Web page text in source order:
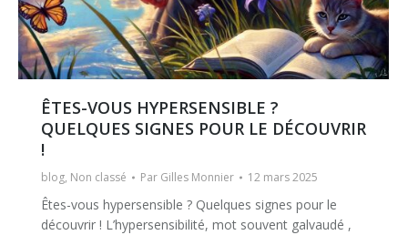
ÊTES-VOUS HYPERSENSIBLE ?
QUELQUES SIGNES POUR LE DÉCOUVRIR
!
blog, Non classé Par Gilles Monnier 12 mars 2025
Êtes-vous hypersensible ? Quelques signes pour le
découvrir ! L’hypersensibilité, mot souvent galvaudé ,